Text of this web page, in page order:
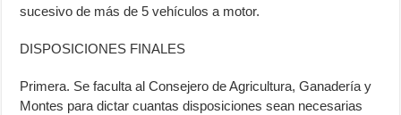
sucesivo de más de 5 vehículos a motor.
DISPOSICIONES FINALES
Primera. Se faculta al Consejero de Agricultura, Ganadería y
Montes para dictar cuantas disposiciones sean necesarias